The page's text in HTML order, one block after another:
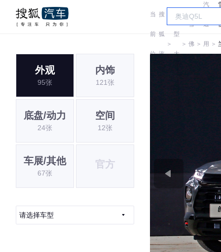
当
前
位
搜
狐
汽
＞
车
型
大
＞
雪
佛 ＞
汽
通
用 ＞
外观
95张
内饰
121张
底盘/动力
24张
空间
12张
车展/其他
67张
官方
请选择车型